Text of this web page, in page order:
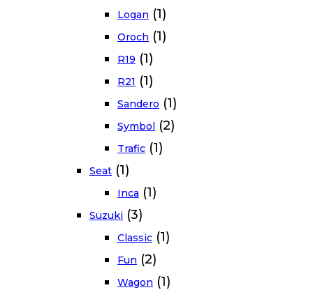
Logan (1)
Oroch (1)
R19 (1)
R21 (1)
Sandero (1)
Symbol (2)
Trafic (1)
Seat (1)
Inca (1)
Suzuki (3)
Classic (1)
Fun (2)
Wagon (1)